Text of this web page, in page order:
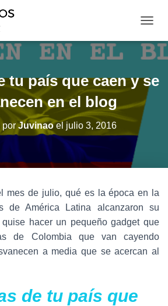
A
M
A
R
V
E
G
A
C
I
tu país que caen y se
en el blog
porJuvinaoel julio 3, 2016
mes de julio, qué es la época en la
de América Latina alcanzaron su
hacer un pequeño gadget que
de Colombia que van cayendo
a media que se acercan al
de tu país que